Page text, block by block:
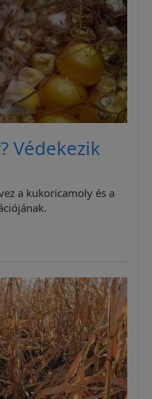
Védekezik
a kukoricamoly és a